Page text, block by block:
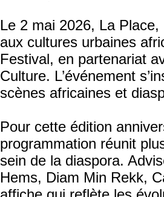
Le 2 mai 2026, La
aux cultures urbaines
Festival, en partenariat
Culture. L’événement
scènes africaines et
Pour cette édition
programmation réunit
sein de la diaspora.
Hems, Diam Min Rekk,